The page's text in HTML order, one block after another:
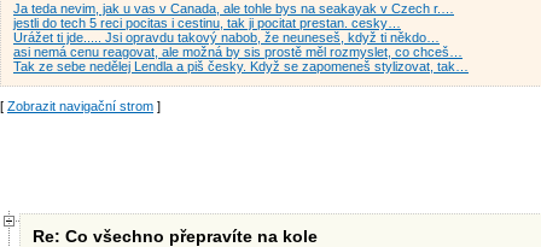
Ja teda nevim, jak u vas v Canada, ale tohle bys na seakayak v Czech r.…
jestli do tech 5 reci pocitas i cestinu, tak ji pocitat prestan. cesky…
Urážet ti jde..... Jsi opravdu takový nabob, že neuneseš, když ti někdo…
asi nemá cenu reagovat, ale možná by sis prostě měl rozmyslet, co chceš…
Tak ze sebe nedělej Lendla a piš česky. Když se zapomeneš stylizovat, tak…
[ Zobrazit navigační strom ]
Re: Co všechno přepravíte na kole